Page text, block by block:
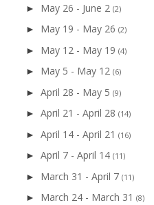
► May 26 - June 2 (2)
► May 19 - May 26 (2)
► May 12 - May 19 (4)
► May 5 - May 12 (6)
► April 28 - May 5 (9)
► April 21 - April 28 (14)
► April 14 - April 21 (16)
► April 7 - April 14 (11)
► March 31 - April 7 (11)
► March 24 - March 31 (8)